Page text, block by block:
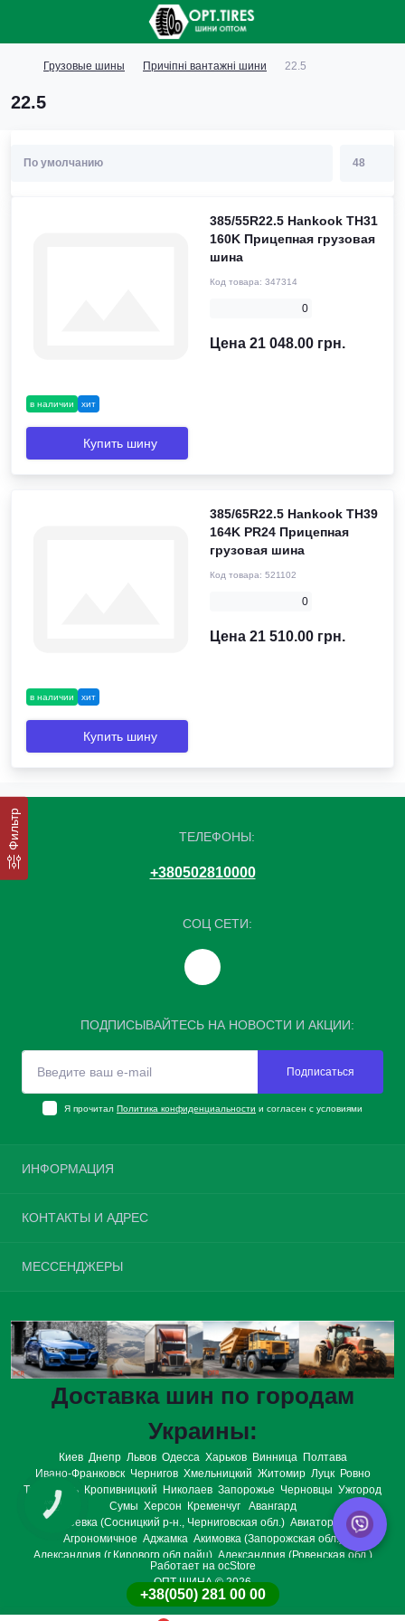
Грузовые шины Причіпні вантажні шини 22.5
22.5
Фильтр
в наличии хит
385/55R22.5 Hankook TH31
160K Прицепная грузовая
шина
Код товара: 347314
0
Цена 21 048.00 грн.
Купить шину
в наличии хит
385/65R22.5 Hankook TH39
164K PR24 Прицепная
грузовая шина
Код товара: 521102
0
Цена 21 510.00 грн.
Купить шину
ТЕЛЕФОНЫ:
+380502810000
СОЦ СЕТИ:
ПОДПИСЫВАЙТЕСЬ НА НОВОСТИ И АКЦИИ:
Подписаться
Я прочитал Политика конфиденциальности и согласен с условиями
ИНФОРМАЦИЯ
О нас
Политика конфиденциальности
Возврат товара
Карта сайта
Производители
Подарочные сертификаты
КОНТАКТЫ И АДРЕС
Пн-Вс: с 08:00 до 20:00
МЕССЕНДЖЕРЫ
Viber
WhatsApp
Доставка шин по городам
Украины:
Киев Днепр Львов Одесса Харьков Винница
Полтава
Ивано-Франковск Чернигов Хмельницкий Житомир Луцк
Ровно
Тернополь Кропивницкий Николаев Запорожье Черновцы Ужгород
Сумы Херсон Кременчуг
Авангард
Авдеевка (Сосницкий р-н., Черниговская обл.) Авиаторское
Агрономичное Аджамка Акимовка (Запорожская обл.)
Александрия (г.Кировогр.обл.райц) Александрия (Ровенская обл.)
Александровка (Александр.р-н,Донец.обл)
Александровка (Николаевская обл.)
Александровка (пгт.Кировог.обл.райц) Алексеево-Дружковка
Работает на ocStore
ОПТ ШИНА © 2026
+38(050) 281 00 00
КНОПКА
СВЯЗИ